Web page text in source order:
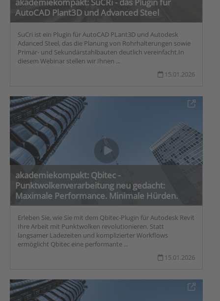
AutoCAD Plant3D und Advanced Steel
SuCri ist ein Plugin für AutoCAD PLant3D und Autodesk
Adanced Steel, das die Planung von Rohrhalterungen sowie
Primär- und Sekundärstahlbauten deutlich vereinfacht.In
diesem Webinar stellen wir Ihnen ...
15.01.2026
akademiekompakt: Qbitec -
Punktwolkenverarbeitung neu gedacht:
Maximale Performance. Minimale Hürden.
Erleben Sie, wie Sie mit dem Qbitec-Plugin für Autodesk Revit
Ihre Arbeit mit Punktwolken revolutionieren. Statt
langsamer Ladezeiten und komplizierter Workflows
ermöglicht Qbitec eine performante ...
15.01.2026